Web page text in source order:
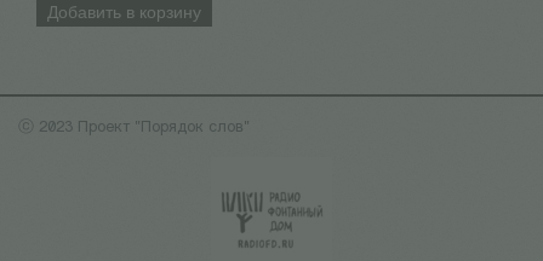
Добавить в корзину
ⓒ 2023 Проект "Порядок слов"